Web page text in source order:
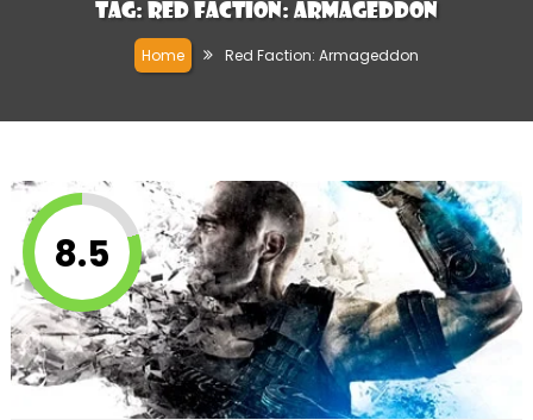
Tag: Red Faction: Armageddon
Home Red Faction: Armageddon
8.5